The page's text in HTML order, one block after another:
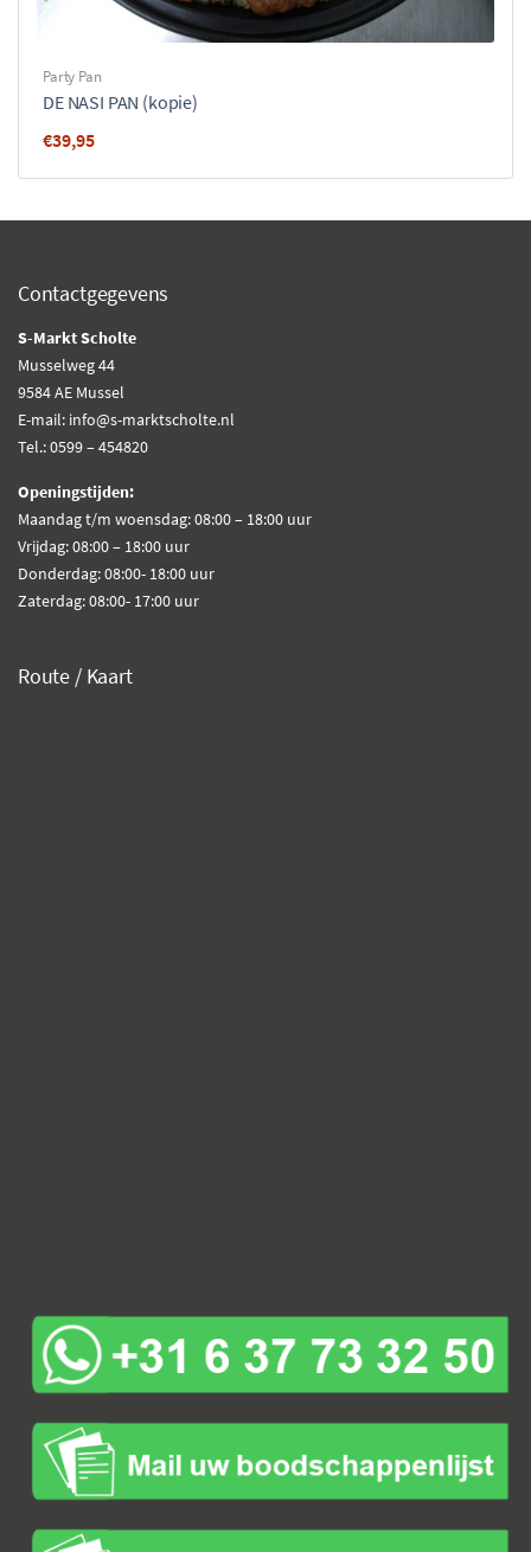
Party Pan
DE NASI PAN (kopie)
€39,95
Contactgegevens
S-Markt Scholte
Musselweg 44
9584 AE Mussel
E-mail: info@s-marktscholte.nl
Tel.: 0599 – 454820
Openingstijden:
Maandag t/m woensdag: 08:00 – 18:00 uur
Vrijdag: 08:00 – 18:00 uur
Donderdag: 08:00- 18:00 uur
Zaterdag: 08:00- 17:00 uur
Route / Kaart